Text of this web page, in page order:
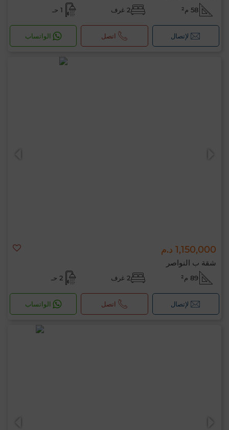
58 م² 2 غرف 1 حـ
لإتصال اتصل الواتساب
1,150,000 د.م
شقة ب النواصر
89 م² 2 غرف 2 حـ
لإتصال اتصل الواتساب